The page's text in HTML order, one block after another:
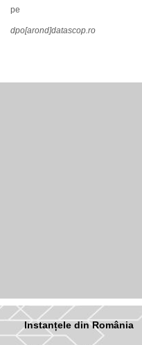
pe
dpo[arond]datascop.ro
Instanțele din România